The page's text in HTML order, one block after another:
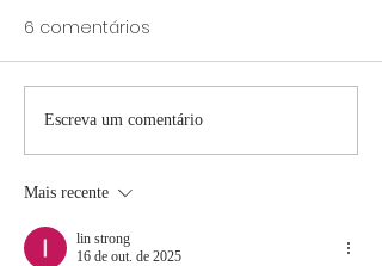
A moda chega aqui
primeiro
6 comentários
Escreva um comentário
Mais recente
lin strong
16 de out. de 2025